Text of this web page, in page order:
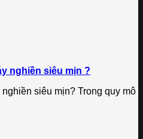
nghiền siêu mịn ?
siêu mịn? Trong quy mô